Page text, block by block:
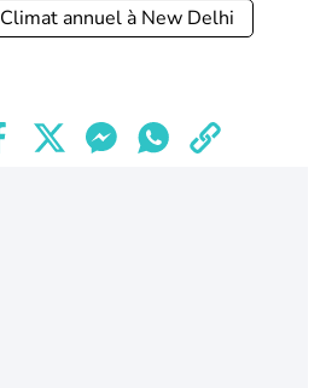
Climat annuel à New Delhi